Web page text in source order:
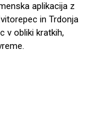
aplikacija z
in Trdonja
v obliki kratkih,